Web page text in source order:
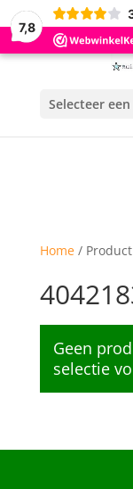
7,8
Selecteer
Home/ Product
Geen
selectie